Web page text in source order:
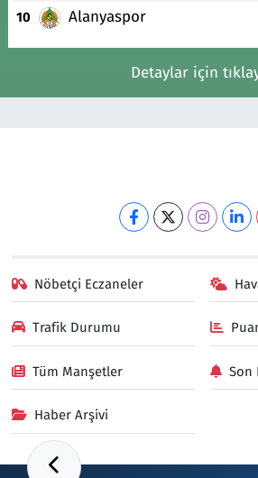
10 Alanyaspor
Detaylar için
Nöbetçi Eczaneler
Trafik Durumu
Tüm Manşetler Son
Haber Arşivi